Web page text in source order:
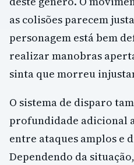
as colisões parecem
personagem está bem
realizar manobras
sinta que morreu
O sistema de disparo
profundidade adicional
entre ataques amplos e
Dependendo da